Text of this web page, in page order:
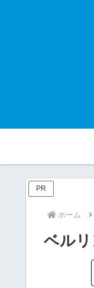
PR
ホーム
ベル